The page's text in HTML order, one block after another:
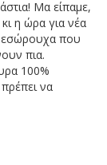
Μα είπαμε,
η ώρα για νέα
εσώρουχα που
πια.
100%
να